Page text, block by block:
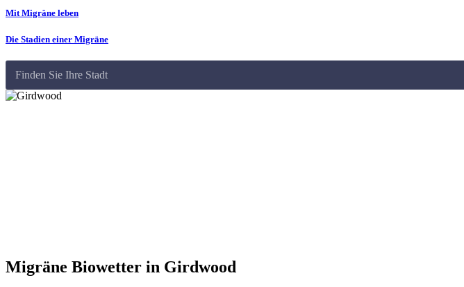
Mit Migräne leben
Die Stadien einer Migräne
Finden Sie Ihre Stadt
Migräne Biowetter in Girdwood